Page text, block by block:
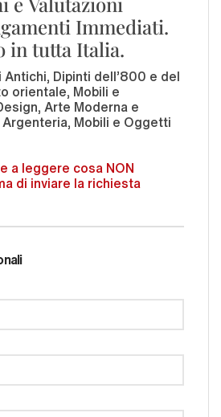
Immediati.
in tutta Italia.
Antichi, Dipinti dell'800 e del
orientale, Mobili e
Arte Moderna e
Mobili e Oggetti
a leggere cosa NON
di inviare la richiesta